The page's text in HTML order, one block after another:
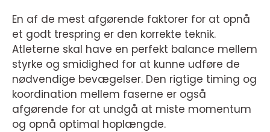
En af de mest afgørende faktorer for at opnå
et godt trespring er den korrekte teknik.
Atleterne skal have en perfekt balance mellem
styrke og smidighed for at kunne udføre de
nødvendige bevægelser. Den rigtige timing og
koordination mellem faserne er også
afgørende for at undgå at miste momentum
og opnå optimal hoplængde.